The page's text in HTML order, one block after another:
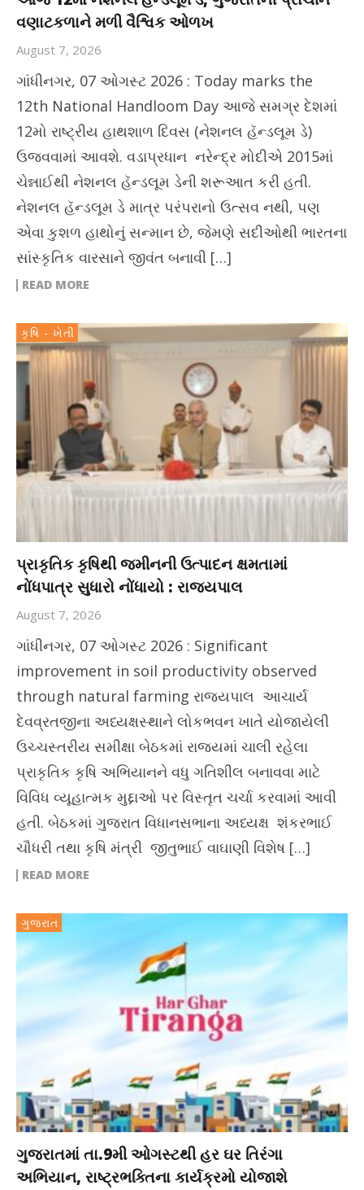
વણાટકળાને મળી વૈશ્વિક ઓળખ
August 7, 2026
ગાંધીનગર, 07 ઓગસ્ટ 2026 : Today marks the
12th National Handloom Day આજે સમગ્ર દેશમાં
12મો રાષ્ટ્રીય હાથશાળ દિવસ (નેશનલ હૅન્ડલૂમ ડે)
ઉજવવામાં આવશે. વડાપ્રધાન નરેન્દ્ર મોદીએ 2015માં
ચેન્નાઈથી નેશનલ હૅન્ડલૂમ ડેની શરૂઆત કરી હતી.
નેશનલ હૅન્ડલૂમ ડે માત્ર પરંપરાનો ઉત્સવ નથી, પણ
એવા કુશળ હાથોનું સન્માન છે, જેમણે સદીઓથી ભારતના
સાંસ્કૃતિક વારસાને જીવંત બનાવી […]
READ MORE
કૃષિ - ખેતી
પ્રાકૃતિક કૃષિથી જમીનની ઉત્પાદન ક્ષમતામાં
નોંધપાત્ર સુધારો નોંધાયો : રાજ્યપાલ
August 7, 2026
ગાંધીનગર, 07 ઓગસ્ટ 2026 : Significant
improvement in soil productivity observed
through natural farming રાજ્યપાલ આચાર્ય
દેવવ્રતજીના અધ્યક્ષસ્થાને લોકભવન ખાતે યોજાયેલી
ઉચ્ચસ્તરીય સમીક્ષા બેઠકમાં રાજ્યમાં ચાલી રહેલા
પ્રાકૃતિક કૃષિ અભિયાનને વધુ ગતિશીલ બનાવવા માટે
વિવિધ વ્યૂહાત્મક મુદ્દાઓ પર વિસ્તૃત ચર્ચા કરવામાં આવી
હતી. બેઠકમાં ગુજરાત વિધાનસભાના અધ્યક્ષ શંકરભાઈ
ચૌધરી તથા કૃષિ મંત્રી જીતુભાઈ વાઘાણી વિશેષ […]
READ MORE
ગુજરાત
ગુજરાતમાં તા.9મી ઓગસ્ટથી હર ઘર તિરંગા
અભિયાન, રાષ્ટ્રભક્તિના કાર્યક્રમો યોજાશે